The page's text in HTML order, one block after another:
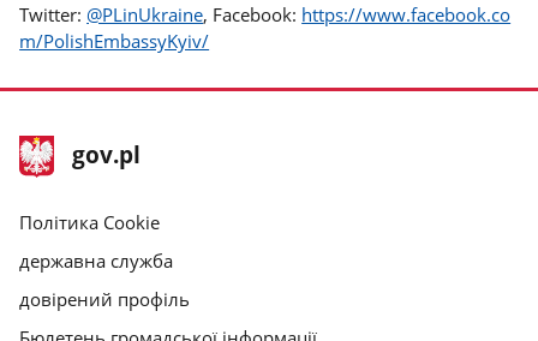
Twitter: @PLinUkraine, Facebook: https://www.facebook.co
m/PolishEmbassyKyiv/
нижній
колонтитул
Головна
gov.pl
gov.pl
Політика Cookie
державна служба
довірений профіль